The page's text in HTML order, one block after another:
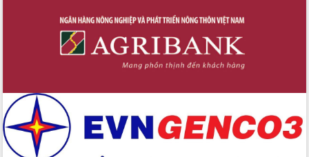
tỉnh thông qua hiện đại hóa hành chính
Xã Ea Phê gắn cải cách hành chính với
chuyển đổi số
Phó Chủ tịch Thường trực UBND tỉnh
tâm Phục vụ hành chính công xã Ea
Xây dựng nền hành chính số đồng
hành cùng nông dân dân, doanh nghiệp